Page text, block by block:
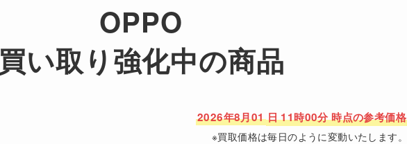
OPPO
買い取り強化中の商品
2026年8月01日 11時00分 時点の参考価格
※買取価格は毎日のように変動いたします。